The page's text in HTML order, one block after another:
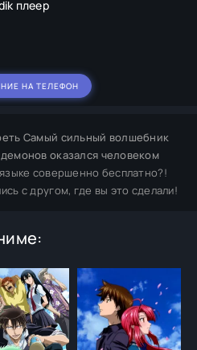
плеер
НА ТЕЛЕФОН
Самый сильный волшебник
оказался человеком
совершенно бесплатно?!
с другом, где вы это сделали!